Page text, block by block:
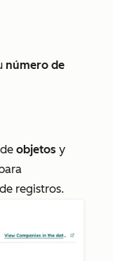
número de
objetos y
registros.